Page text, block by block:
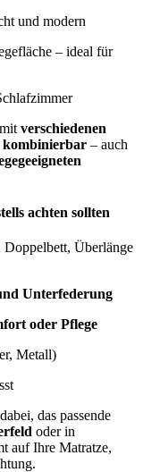
und modern
– ideal für
verschiedenen
kombinierbar – auch
achten sollten
Doppelbett, Überlänge
Unterfederung
oder Pflege
Metall)
das passende
oder in
auf Ihre Matratze,